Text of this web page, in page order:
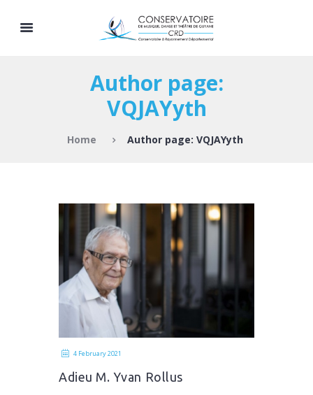
Author page:
VQJAYyth
Home Author page: VQJAYyth
4 February 2021
Adieu M. Yvan Rollus